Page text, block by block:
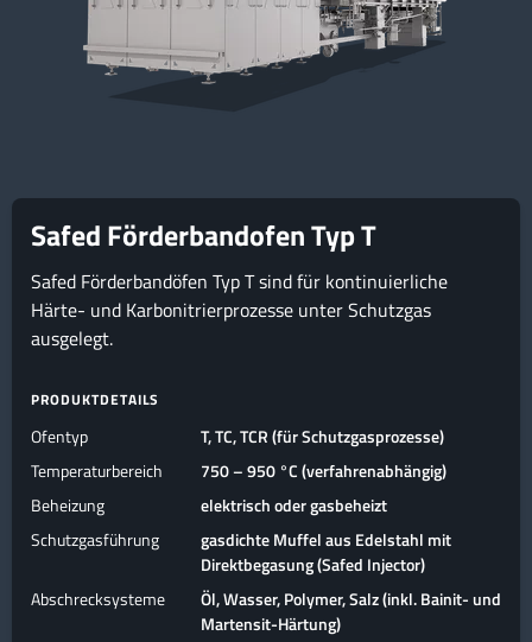
Safed Förderbandofen Typ T
Safed Förderbandöfen Typ T sind für kontinuierliche
Härte- und Karbonitrierprozesse unter Schutzgas
ausgelegt.
PRODUKTDETAILS
Ofentyp
T, TC, TCR (für Schutzgasprozesse)
Temperaturbereich
750 – 950 °C (verfahrenabhängig)
Beheizung
elektrisch oder gasbeheizt
Schutzgasführung
gasdichte Muffel aus Edelstahl mit
Direktbegasung (Safed Injector)
Abschrecksysteme
Öl, Wasser, Polymer, Salz (inkl. Bainit- und
Martensit-Härtung)